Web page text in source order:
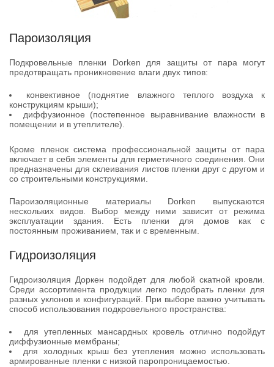
Пароизоляция
Подкровельные пленки Dorken для защиты от пара могут
предотвращать проникновение влаги двух типов:
конвективное (поднятие влажного теплого воздуха к
конструкциям крыши);
диффузионное (постепенное выравнивание влажности в
помещении и в утеплителе).
Кроме пленок система профессиональной защиты от пара
включает в себя элементы для герметичного соединения. Они
предназначены для склеивания листов пленки друг с другом и
со строительными конструкциями.
Пароизоляционные материалы Dorken выпускаются
нескольких видов. Выбор между ними зависит от режима
эксплуатации здания. Есть пленки для домов как с
постоянным проживанием, так и с временным.
Гидроизоляция
Гидроизоляция Доркен подойдет для любой скатной кровли.
Среди ассортимента продукции легко подобрать пленки для
разных уклонов и конфигураций. При выборе важно учитывать
способ использования подкровельного пространства:
для утепленных мансардных кровель отлично подойдут
диффузионные мембраны;
для холодных крыш без утепления можно использовать
армированные пленки с низкой паропроницаемостью.